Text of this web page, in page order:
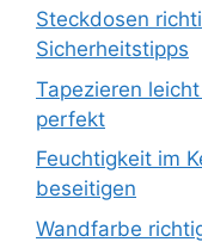
Steckdosen
Sicherheitstipps
Tapezieren
perfekt
Feuchtigkeit im
beseitigen
Wandfarbe